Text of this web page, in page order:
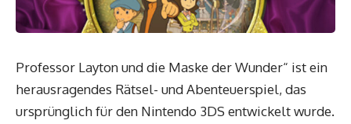
Professor Layton und die Maske der Wunder“ ist ein
herausragendes Rätsel- und Abenteuerspiel, das
ursprünglich für den Nintendo 3DS entwickelt wurde.